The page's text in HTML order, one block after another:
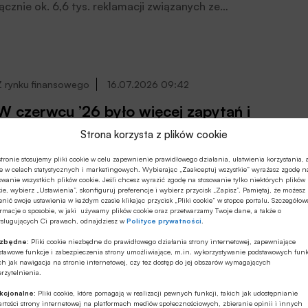
Strona korzysta z plików cookie
stosujemy pliki cookie w celu zapewnienie prawidłowego działania, ułatwienia korzystania, a
w celach statystycznych i marketingowych. Wybierając „Zaakceptuj wszystkie” wyrażasz zgodę
wszystkich plików cookie. Jeśli chcesz wyrazić zgodę na stosowanie tylko niektórych plików
wybierz „Ustawienia”, skonfiguruj preferencje i wybierz przycisk „Zapisz”. Pamiętaj, że możesz
swoje ustawienia w każdym czasie klikając przycisk „Pliki cookie” w stopce portalu.
o sposobie, w jaki używamy plików cookie oraz przetwarzamy Twoje dane, a także o
Ci prawach, odnajdziesz wPolityce prywatności
Pliki cookie niezbędne do prawidłowego działania strony internetowej, zapewniające
funkcje i zabezpieczenia strony umożliwiające, m.in. wykorzystywanie podstawowych
jak nawigacja na stronie internetowej, czy tez dostęp do jej obszarów wymagających
Pliki cookie, które pomagają w realizacji pewnych funkcji, takich jak udostępnianie
strony internetowej na platformach mediów społecznościowych, zbieranie opinii i innych
ok. 6,6 tys. reklamacji związanych ze
banki będą korygować przychody odsetkowe
rynku finansowego 16.07.2026 09:42
czerwcu ’26 było więcej zapytań i
padł nowy rekord wysokości kredytu
15,8% r/r wzrosła wartość zapytań o kredyty
w czerwcu 2026 roku – informuje BIK
Popytu na Kredyty Mieszkaniowe. Wartość
oznacza, że w czerwcu 2026 roku, w
na dzień roboczy, banki i SKOK-i przesłały
o 15,8% niż w czerwcu 2025 roku, czytamy w
prasowej.
16.07.2026 00:10
dane EBA: straty na ekspozycjach
nieruchomościami w